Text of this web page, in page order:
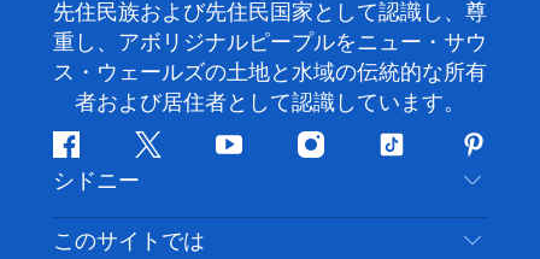
先住民族および先住民国家として認識し、尊
重し、アボリジナルピープルをニュー・サウ
ス・ウェールズの土地と水域の伝統的な所有
者および居住者として認識しています。
フ
ェ
イ
ス
ツ
ッ
タ
ユ
チ
イ
ス
テ
ッ
ピ
ン
タ
レ
シドニー
お問い合わせ
このサイトでは